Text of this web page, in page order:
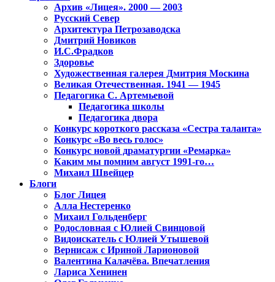
Архив «Лицея». 2000 — 2003
Русский Север
Архитектура Петрозаводска
Дмитрий Новиков
И.С.Фрадков
Здоровье
Художественная галерея Дмитрия Москина
Великая Отечественная. 1941 — 1945
Педагогика С. Артемьевой
Педагогика школы
Педагогика двора
Конкурс короткого рассказа «Сестра таланта»
Конкурс «Во весь голос»
Конкурс новой драматургии «Ремарка»
Каким мы помним август 1991-го…
Михаил Швейцер
Блоги
Блог Лицея
Алла Нестеренко
Михаил Гольденберг
Родословная с Юлией Свинцовой
Видоискатель с Юлией Утышевой
Вернисаж с Ириной Ларионовой
Валентина Калачёва. Впечатления
Лариса Хенинен